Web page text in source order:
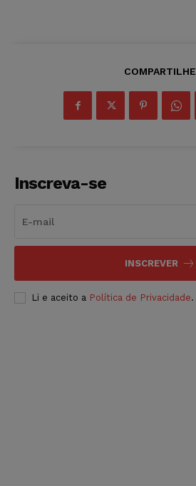
COMPARTILHE
Inscreva-se
INSCREVER
Li e aceito a Política de Privacidade.